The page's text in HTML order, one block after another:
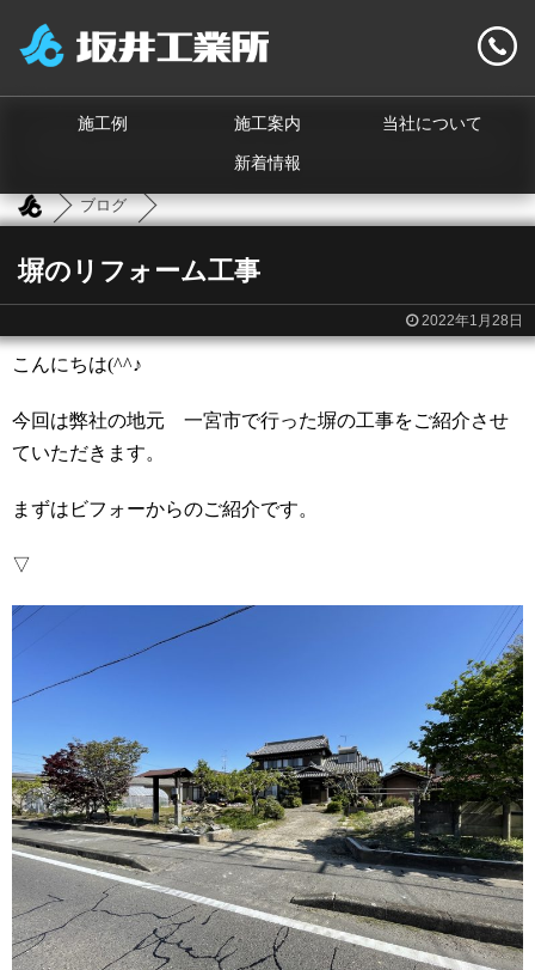
施工例 施工案内 当社について
新着情報
ブログ
塀のリフォーム工事
2022年1月28日
こんにちは(^^♪
今回は弊社の地元 一宮市で行った塀の工事をご紹介させ
ていただきます。
まずはビフォーからのご紹介です。
▽